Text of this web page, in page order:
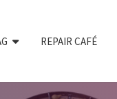
REPAIR CAFÉ